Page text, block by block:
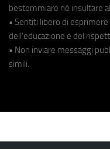
bestemmiare né insultare
• Sentiti libero di
dell'educazione e del
• Non inviare messaggi
simili.